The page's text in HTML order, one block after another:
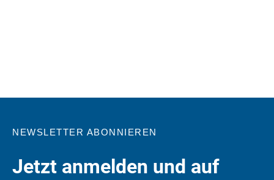
NEWSLETTER ABONNIEREN
Jetzt anmelden und auf